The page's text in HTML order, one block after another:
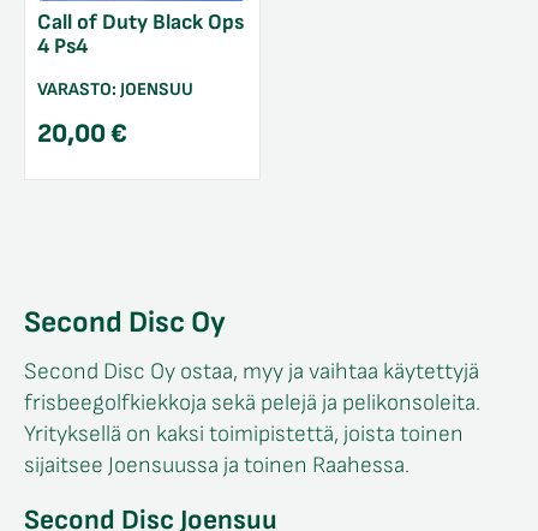
Call of Duty Black Ops
4 Ps4
VARASTO: JOENSUU
20,00€
Second Disc Oy
Second Disc Oy ostaa, myy ja vaihtaa käytettyjä
frisbeegolfkiekkoja sekä pelejä ja pelikonsoleita.
Yrityksellä on kaksi toimipistettä, joista toinen
sijaitsee Joensuussa ja toinen Raahessa.
Second Disc Joensuu